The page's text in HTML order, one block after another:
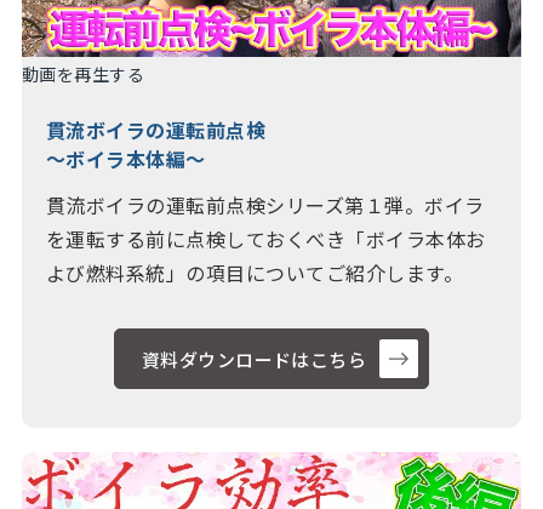
動画を再生する
貫流ボイラの運転前点検
～ボイラ本体編～
貫流ボイラの運転前点検シリーズ第１弾。ボイラ
を運転する前に点検しておくべき「ボイラ本体お
よび燃料系統」の項目についてご紹介します。
資料ダウンロードはこちら